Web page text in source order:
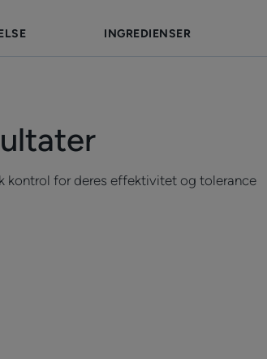
INGREDIENSER
kontrol for deres effektivitet og tolerance